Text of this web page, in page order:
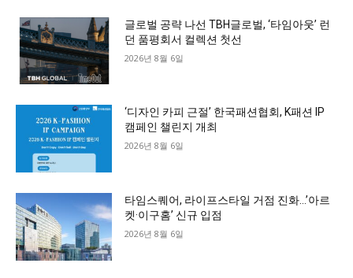
글로벌 공략 나선 TBH글로벌, ‘타임아웃’ 런
던 품평회서 컬렉션 첫선
2026년 8월 6일
‘디자인 카피 근절’ 한국패션협회, K패션 IP
캠페인 챌린지 개최
2026년 8월 6일
타임스퀘어, 라이프스타일 거점 진화…’아르
켓·이구홈’ 신규 입점
2026년 8월 6일